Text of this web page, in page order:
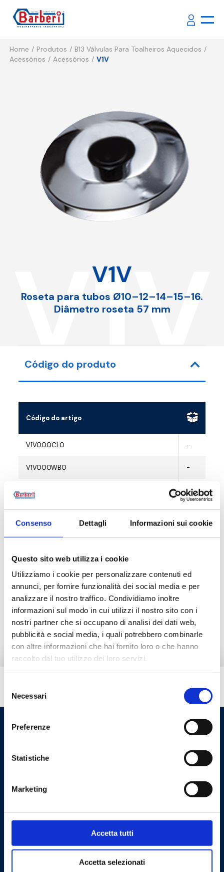
Consenso Dettagli Informazioni sui cookie
Questo sito web utilizza i cookie
Utilizziamo i cookie per personalizzare contenuti ed
annunci, per fornire funzionalità dei social media e per
analizzare il nostro traffico. Condividiamo inoltre
informazioni sul modo in cui utilizzi il nostro sito con i
nostri partner che si occupano di analisi dei dati web,
pubblicità e social media, i quali potrebbero combinarle
con altre informazioni che hai fornito loro o che hanno
raccolto dal tuo utilizzo dei loro servizi.
del
consenso
Necessari
Preferenze
Statistiche
Marketing
Accetta tutti
Accetta selezionati
Home Produtos
B13 Válvulas Para Toalheiros Aquecidos
Acessórios
Acessórios V1V
V1V
V1V
Roseta para tubos Ø10–12–14–15–16.
Diâmetro roseta 57 mm
Código do produto
Código do artigo
V1V000CL0 -
V1V000WB0 -
V1V000BM0 -
Documentação
Produtos alternativos
Cookie Policy Privacy Policy
Contacte-nos